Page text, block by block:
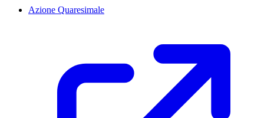
Azione Quaresimale